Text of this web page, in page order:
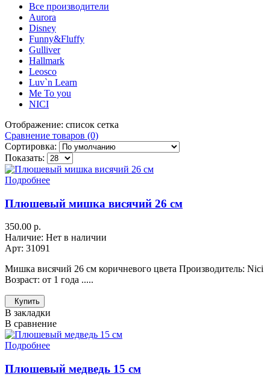
Все производители
Aurora
Disney
Funny&Fluffy
Gulliver
Hallmark
Leosco
Luv`n Learn
Me To you
NICI
Отображение: список сетка
Сравнение товаров (0)
Сортировка:
Показать:
Подробнее
Плюшевый мишка висячий 26 см
350.00 р.
Наличие: Нет в наличии
Арт: 31091
Мишка висячий 26 см коричневого цвета Производитель: Nici
Возраст: от 1 года .....
Купить
В закладки
В сравнение
Подробнее
Плюшевый медведь 15 см